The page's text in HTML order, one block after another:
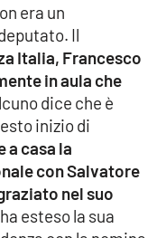
era un
Il
Italia, Francesco
in aula che
dice che è
inizio di
a casa la
con Salvatore
nel suo
esteso la sua